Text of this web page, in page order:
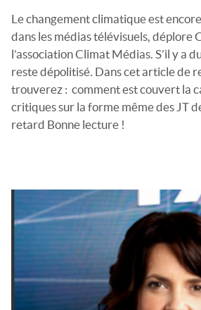
Le changement climatique est
dans les médias télévisuels, déplore
l’association Climat Médias. S’il y a
reste dépolitisé. Dans cet article de
trouverez : comment est couvert la
critiques sur la forme même des JT
retard Bonne lecture !